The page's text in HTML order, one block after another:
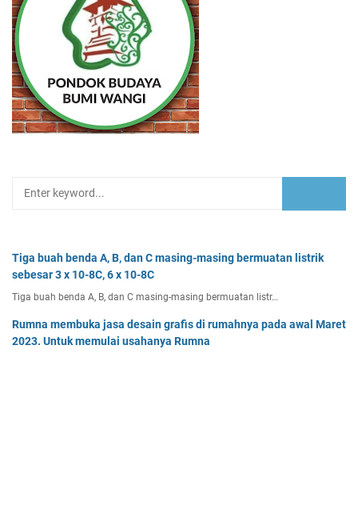
Tiga buah benda A, B, dan C masing-masing bermuatan listrik
sebesar 3 x 10-8C, 6 x 10-8C
Tiga buah benda A, B, dan C masing-masing bermuatan listr…
Rumna membuka jasa desain grafis di rumahnya pada awal Maret
2023. Untuk memulai usahanya Rumna